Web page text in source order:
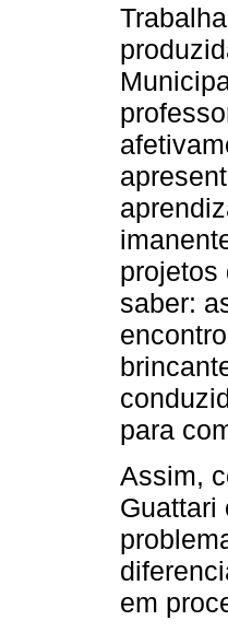
projetos
saber:
para
Assim,
Guattari
em